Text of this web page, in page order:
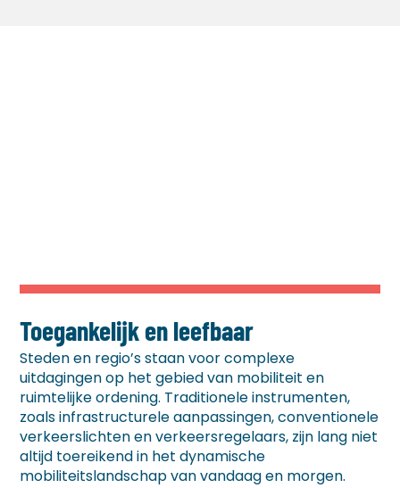
Toegankelijk en leefbaar
Steden en regio’s staan voor complexe
uitdagingen op het gebied van mobiliteit en
ruimtelijke ordening. Traditionele instrumenten,
zoalsinfrastructurele aanpassingen, conventionele
verkeerslichten en verkeersregelaars, zijn lang niet
altijd toereikend in het dynamische
mobiliteitslandschap van vandaag en morgen.